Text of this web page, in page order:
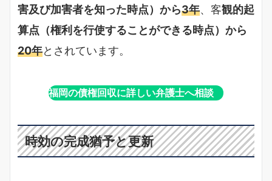
害及び加害者を知った時点）から3年、客観的起
算点（権利を行使することができる時点）から
20年とされています。
福岡の債権回収に詳しい弁護士へ相談
時効の完成猶予と更新